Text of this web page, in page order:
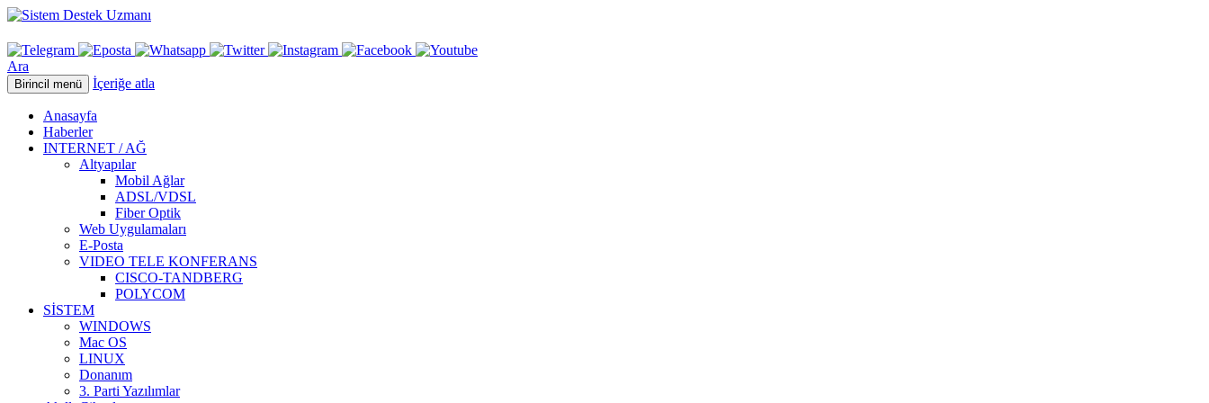
Ara
Birincil menü İçeriğe atla
Anasayfa
Haberler
INTERNET / AĞ
Altyapılar
Mobil Ağlar
ADSL/VDSL
Fiber Optik
Web Uygulamaları
E-Posta
VIDEO TELE KONFERANS
CISCO-TANDBERG
POLYCOM
SİSTEM
WINDOWS
Mac OS
LINUX
Donanım
3. Parti Yazılımlar